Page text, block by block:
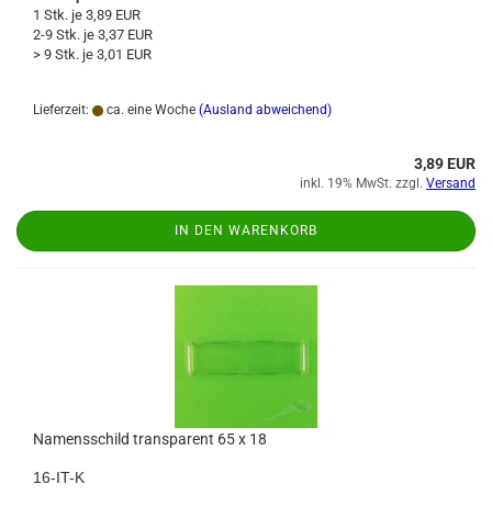
1 Stk. je 3,89 EUR
2-9 Stk. je 3,37 EUR
> 9 Stk. je 3,01 EUR
Lieferzeit: ca. eine Woche (Ausland abweichend)
3,89 EUR
inkl. 19% MwSt. zzgl. Versand
IN DEN WARENKORB
Namensschild transparent 65 x 18
16-IT-K